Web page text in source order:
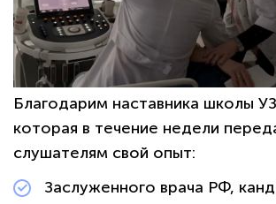
Благодарим наставника школы
которая в течение недели
слушателям свой опыт:
Заслуженного врача РФ,